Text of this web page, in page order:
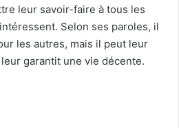
leur savoir-faire à tous les
Selon ses paroles, il
les autres, mais il peut leur
garantit une vie décente.